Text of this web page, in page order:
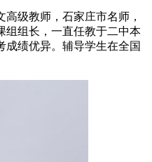
级教师，石家庄市名师，
组组长，一直任教于二中本
成绩优异。辅导学生在全国